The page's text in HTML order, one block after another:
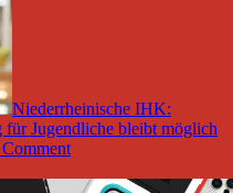
Niederrheinische IHK:
für Jugendliche bleibt möglich